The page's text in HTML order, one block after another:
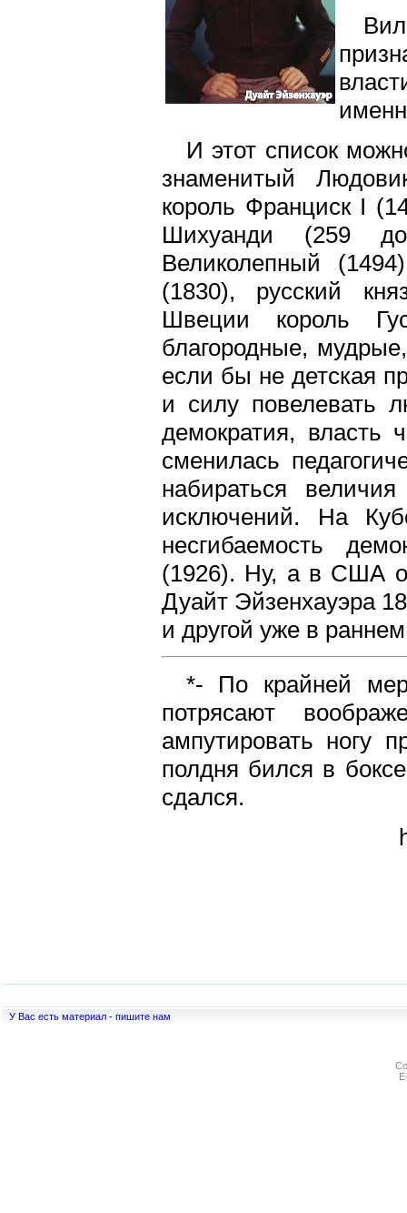
И этот список
знаменитый
король Франциск I
Шихуанди (259
Великолепный
(1830), русский
Швеции король
благородные,
если бы не детская
и силу повелевать
демократия, власть
сменилась
набираться
исключений. На
несгибаемость
(1926). Ну, а в США
Дуайт Эйзенхауэра
и другой уже в
*- По крайней
потрясают
ампутировать ногу
полдня бился в
сдался.
У Вас есть материал - пишите нам